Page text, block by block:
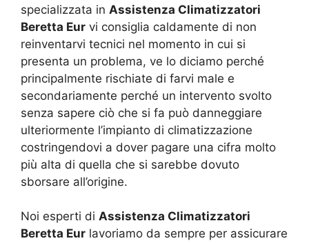
specializzata in Assistenza Climatizzatori
Beretta Eur vi consiglia caldamente di non
reinventarvi tecnici nel momento in cui si
presenta un problema, ve lo diciamo perché
principalmente rischiate di farvi male e
secondariamente perché un intervento svolto
senza sapere ciò che si fa può danneggiare
ulteriormente l’impianto di climatizzazione
costringendovi a dover pagare una cifra molto
più alta di quella che si sarebbe dovuto
sborsare all’origine.
Noi esperti di Assistenza Climatizzatori
Beretta Eur lavoriamo da sempre per assicurare